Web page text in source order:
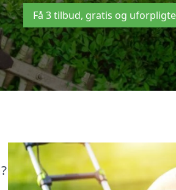
Få 3 tilbud, gratis og